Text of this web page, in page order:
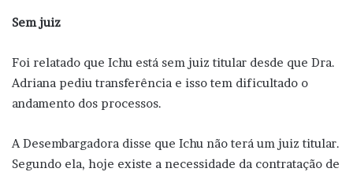
Sem juiz
Foi relatado que Ichu está sem juiz titular desde que Dra.
Adriana pediu transferência e isso tem dificultado o
andamento dos processos.
A Desembargadora disse que Ichu não terá um juiz titular.
Segundo ela, hoje existe a necessidade da contratação de